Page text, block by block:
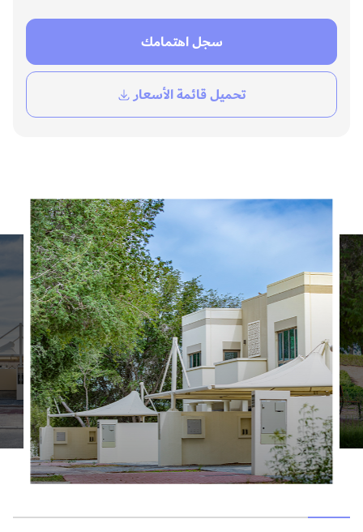
سجل اهتمامك
تحميل قائمة الأسعار